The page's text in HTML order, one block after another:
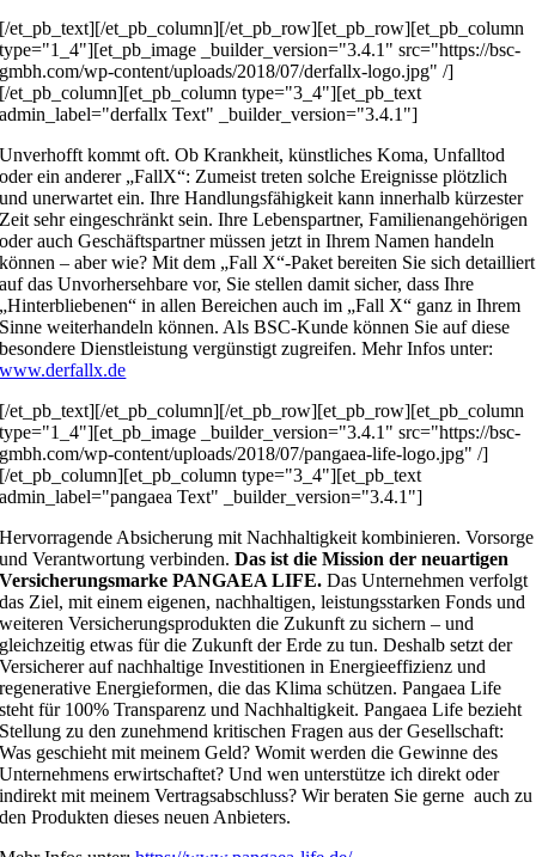
[/et_pb_text][/et_pb_column][/et_pb_row][et_pb_row][et_pb_column
type="1_4"][et_pb_image _builder_version="3.4.1" src="https://bsc-
gmbh.com/wp-content/uploads/2018/07/derfallx-logo.jpg" /]
[/et_pb_column][et_pb_column type="3_4"][et_pb_text
admin_label="derfallx Text" _builder_version="3.4.1"]
Unverhofft kommt oft. Ob Krankheit, künstliches Koma, Unfalltod
oder ein anderer „FallX“: Zumeist treten solche Ereignisse plötzlich
und unerwartet ein. Ihre Handlungsfähigkeit kann innerhalb kürzester
Zeit sehr eingeschränkt sein. Ihre Lebenspartner, Familienangehörigen
oder auch Geschäftspartner müssen jetzt in Ihrem Namen handeln
können – aber wie? Mit dem „Fall X“-Paket bereiten Sie sich detailliert
auf das Unvorhersehbare vor, Sie stellen damit sicher, dass Ihre
„Hinterbliebenen“ in allen Bereichen auch im „Fall X“ ganz in Ihrem
Sinne weiterhandeln können. Als BSC-Kunde können Sie auf diese
besondere Dienstleistung vergünstigt zugreifen. Mehr Infos unter:
www.derfallx.de
[/et_pb_text][/et_pb_column][/et_pb_row][et_pb_row][et_pb_column
type="1_4"][et_pb_image _builder_version="3.4.1" src="https://bsc-
gmbh.com/wp-content/uploads/2018/07/pangaea-life-logo.jpg" /]
[/et_pb_column][et_pb_column type="3_4"][et_pb_text
admin_label="pangaea Text" _builder_version="3.4.1"]
Hervorragende Absicherung mit Nachhaltigkeit kombinieren. Vorsorge
und Verantwortung verbinden.Das ist die Mission der neuartigen
Versicherungsmarke PANGAEA LIFE. Das Unternehmen verfolgt
das Ziel, mit einem eigenen, nachhaltigen, leistungsstarken Fonds und
weiteren Versicherungsprodukten die Zukunft zu sichern – und
gleichzeitig etwas für die Zukunft der Erde zu tun. Deshalb setzt der
Versicherer auf nachhaltige Investitionen in Energieeffizienz und
regenerative Energieformen, die das Klima schützen. Pangaea Life
steht für 100% Transparenz und Nachhaltigkeit. Pangaea Life bezieht
Stellung zu den zunehmend kritischen Fragen aus der Gesellschaft:
Was geschieht mit meinem Geld? Womit werden die Gewinne des
Unternehmens erwirtschaftet? Und wen unterstütze ich direkt oder
indirekt mit meinem Vertragsabschluss? Wir beraten Sie gerne auch zu
den Produkten dieses neuen Anbieters.